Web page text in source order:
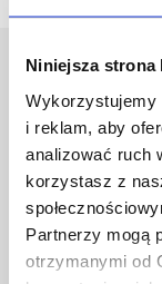
Niniejsza
Wykorzystujemy
i reklam, aby
analizować ruch
korzystasz z
Partnerzy mogą
otrzymanymi od
Al.
35-
Pomiń
nawigację
do
Polityka prywatności
Mapa serwisu
Biblioteka
Wydawnictwo